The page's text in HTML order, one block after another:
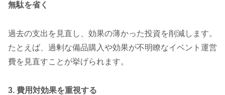
無駄を省く
過去の支出を見直し、効果の薄かった投資を削減します。
たとえば、過剰な備品購入や効果が不明瞭なイベント運営
費を見直すことが挙げられます。
3. 費用対効果を重視する